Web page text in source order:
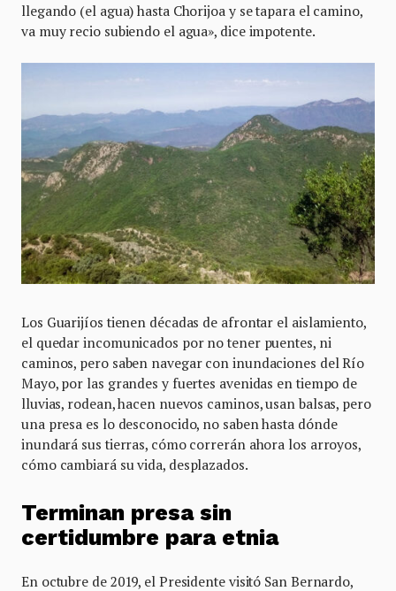
llegando (el agua) hasta Chorijoa y se tapara el camino,
va muy recio subiendo el agua», dice impotente.
Los Guarijíos tienen décadas de afrontar el aislamiento,
el quedar incomunicados por no tener puentes, ni
caminos, pero saben navegar con inundaciones del Río
Mayo, por las grandes y fuertes avenidas en tiempo de
lluvias, rodean, hacen nuevos caminos, usan balsas, pero
una presa es lo desconocido, no saben hasta dónde
inundará sus tierras, cómo correrán ahora los arroyos,
cómo cambiará su vida, desplazados.
Terminan presa sin
certidumbre para etnia
En octubre de 2019, el Presidente visitó San Bernardo,